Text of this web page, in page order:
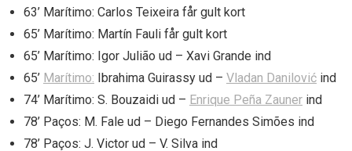
63’ Marítimo: Carlos Teixeira får gult kort
65’ Marítimo: Martín Fauli får gult kort
65’ Marítimo: Igor Julião ud – Xavi Grande ind
65’ Marítimo: Ibrahima Guirassy ud – Vladan Danilović ind
74’ Marítimo: S. Bouzaidi ud – Enrique Peña Zauner ind
78’ Paços: M. Fale ud – Diego Fernandes Simões ind
78’ Paços: J. Victor ud – V. Silva ind